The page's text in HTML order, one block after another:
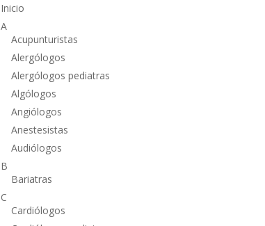
Inicio
A
Acupunturistas
Alergólogos
Alergólogos pediatras
Algólogos
Angiólogos
Anestesistas
Audiólogos
B
Bariatras
C
Cardiólogos